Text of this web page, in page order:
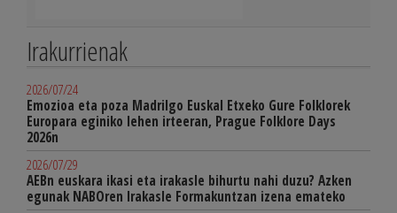
Irakurrienak
2026/07/24
Emozioa eta poza Madrilgo Euskal Etxeko Gure Folklorek
Europara eginiko lehen irteeran, Prague Folklore Days
2026n
2026/07/29
AEBn euskara ikasi eta irakasle bihurtu nahi duzu? Azken
egunak NABOren Irakasle Formakuntzan izena emateko